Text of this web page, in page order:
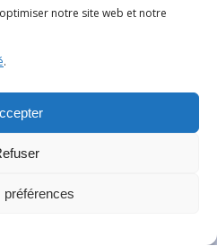
notre site web et notre
.
préférences
CNRS-UL